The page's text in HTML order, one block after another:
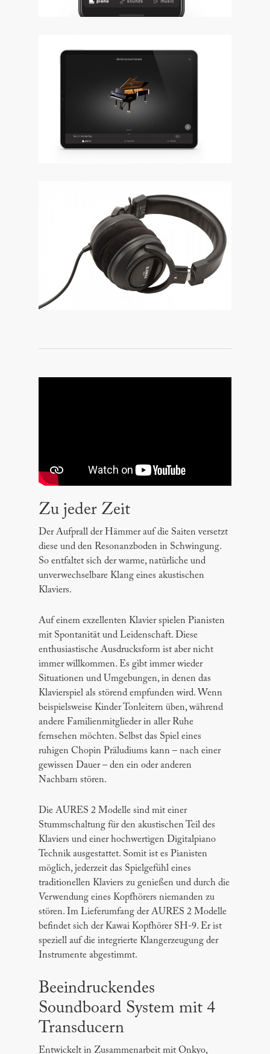
Zu jeder Zeit
Der Aufprall der Hämmer auf die Saiten versetzt
diese und den Resonanzboden in Schwingung.
So entfaltet sich der warme, natürliche und
unverwechselbare Klang eines akustischen
Klaviers.
Auf einem exzellenten Klavier spielen Pianisten
mit Spontanität und Leidenschaft. Diese
enthusiastische Ausdrucksform ist aber nicht
immer willkommen. Es gibt immer wieder
Situationen und Umgebungen, in denen das
Klavierspiel als störend empfunden wird. Wenn
beispielsweise Kinder Tonleitern üben, während
andere Familienmitglieder in aller Ruhe
fernsehen möchten. Selbst das Spiel eines
ruhigen Chopin Präludiums kann – nach einer
gewissen Dauer – den ein oder anderen
Nachbarn stören.
Die AURES 2 Modelle sind mit einer
Stummschaltung für den akustischen Teil des
Klaviers und einer hochwertigen Digitalpiano
Technik ausgestattet. Somit ist es Pianisten
möglich, jederzeit das Spielgefühl eines
traditionellen Klaviers zu genießen und durch die
Verwendung eines Kopfhörers niemanden zu
stören. Im Lieferumfang der AURES 2 Modelle
befindet sich der Kawai Kopfhörer SH-9. Er ist
speziell auf die integrierte Klangerzeugung der
Instrumente abgestimmt.
Beeindruckendes
Soundboard System mit 4
Transducern
Entwickelt in Zusammenarbeit mit Onkyo,